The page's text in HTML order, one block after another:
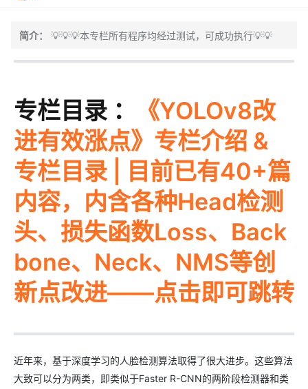
简介： 💡💡💡本专栏所有程序均经过测试，可成功执行💡💡
专栏目录 ：
《YOLOv8改
进有效涨点》专栏介绍 &
专栏目录 | 目前已有40+篇
内容，内含各种Head检测
头、损失函数Loss、Back
bone、Neck、NMS等创
新点改进——点击即可跳转
近年来，基于深度学习的人脸检测算法取得了很大进步。这些算法
大致可以分为两类，即类似于Faster R-CNN的两阶段检测器和类